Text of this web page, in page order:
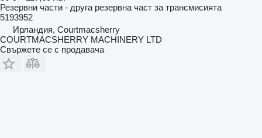
Резервни части - друга резервна част за трансмисията
5193952
Ирландия, Courtmacsherry
COURTMACSHERRY MACHINERY LTD
Свържете се с продавача